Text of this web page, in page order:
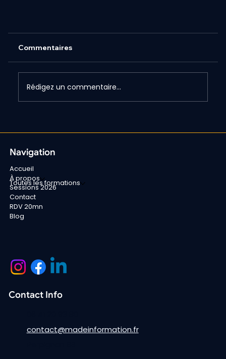
dans les réponses de ChatGPT et Perplexity
Commentaires
Rédigez un commentaire...
Contact Info
contact@madeinformation.fr
Navigation
Accueil
À propos
Toutes les formations
Sessions 2026
Contact
RDV 20mn
Blog